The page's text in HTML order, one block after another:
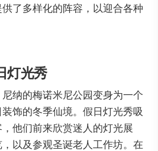
了多样化的阵容，以迎合各种
灯光秀
纳的梅诺米尼公园变身为一个
饰的冬季仙境。假日灯光秀吸
他们前来欣赏迷人的灯光展
以及参观圣诞老人工作坊。在